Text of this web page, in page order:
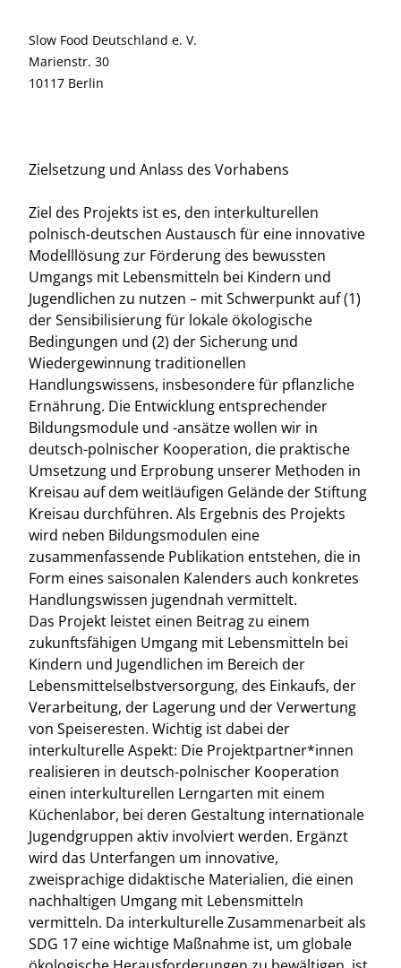
Slow Food Deutschland e. V.
Marienstr. 30
10117 Berlin
Zielsetzung und Anlass des Vorhabens
Ziel des Projekts ist es, den interkulturellen
polnisch-deutschen Austausch für eine innovative
Modelllösung zur Förderung des bewussten
Umgangs mit Lebensmitteln bei Kindern und
Jugendlichen zu nutzen – mit Schwerpunkt auf (1)
der Sensibilisierung für lokale ökologische
Bedingungen und (2) der Sicherung und
Wiedergewinnung traditionellen
Handlungswissens, insbesondere für pflanzliche
Ernährung. Die Entwicklung entsprechender
Bildungsmodule und -ansätze wollen wir in
deutsch-polnischer Kooperation, die praktische
Umsetzung und Erprobung unserer Methoden in
Kreisau auf dem weitläufigen Gelände der Stiftung
Kreisau durchführen. Als Ergebnis des Projekts
wird neben Bildungsmodulen eine
zusammenfassende Publikation entstehen, die in
Form eines saisonalen Kalenders auch konkretes
Handlungswissen jugendnah vermittelt.
Das Projekt leistet einen Beitrag zu einem
zukunftsfähigen Umgang mit Lebensmitteln bei
Kindern und Jugendlichen im Bereich der
Lebensmittelselbstversorgung, des Einkaufs, der
Verarbeitung, der Lagerung und der Verwertung
von Speiseresten. Wichtig ist dabei der
interkulturelle Aspekt: Die Projektpartner*innen
realisieren in deutsch-polnischer Kooperation
einen interkulturellen Lerngarten mit einem
Küchenlabor, bei deren Gestaltung internationale
Jugendgruppen aktiv involviert werden. Ergänzt
wird das Unterfangen um innovative,
zweisprachige didaktische Materialien, die einen
nachhaltigen Umgang mit Lebensmitteln
vermitteln. Da interkulturelle Zusammenarbeit als
SDG 17 eine wichtige Maßnahme ist, um globale